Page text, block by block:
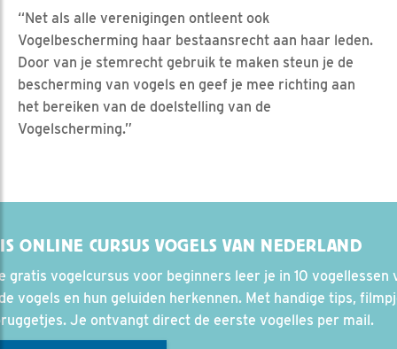
“Net als alle verenigingen ontleent ook
Vogelbescherming haar bestaansrecht aan haar leden.
Door van je stemrecht gebruik te maken steun je de
bescherming van vogels en geef je mee richting aan
het bereiken van de doelstelling van de
Vogelscherming.”
ONLINE CURSUS VOGELS VAN NEDERLAND
gratis vogelcursus voor beginners leer je in 10 vogellessen
vogels en hun geluiden herkennen. Met handige tips,
Je ontvangt direct de eerste vogelles per mail.